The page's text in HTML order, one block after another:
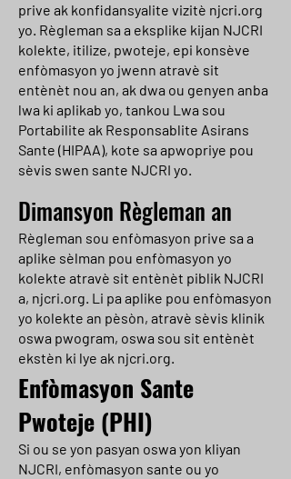
prive ak konfidansyalite vizitè njcri.org
yo. Règleman sa a eksplike kijan NJCRI
kolekte, itilize, pwoteje, epi konsève
enfòmasyon yo jwenn atravè sit
entènèt nou an, ak dwa ou genyen anba
lwa ki aplikab yo, tankou Lwa sou
Portabilite ak Responsablite Asirans
Sante (HIPAA), kote sa apwopriye pou
sèvis swen sante NJCRI yo.
Dimansyon Règleman an
Règleman sou enfòmasyon prive sa a
aplike sèlman pou enfòmasyon yo
kolekte atravè sit entènèt piblik NJCRI
a, njcri.org. Li pa aplike pou enfòmasyon
yo kolekte an pèsòn, atravè sèvis klinik
oswa pwogram, oswa sou sit entènèt
ekstèn ki lye ak njcri.org.
Enfòmasyon Sante
Pwoteje (PHI)
Si ou se yon pasyan oswa yon kliyan
NJCRI, enfòmasyon sante ou yo